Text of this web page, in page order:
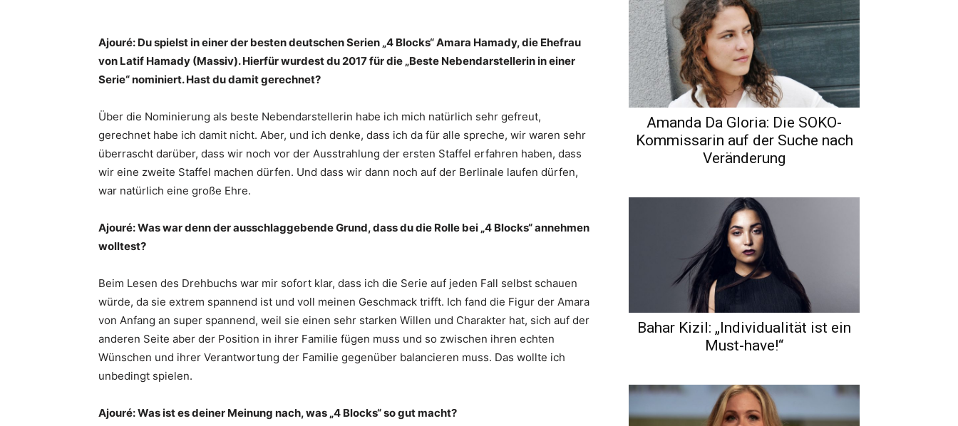
Ajouré: Du spielst in einer der besten deutschen Serien „4 Blocks“ Amara Hamady, die Ehefrau
von Latif Hamady (Massiv). Hierfür wurdest du 2017 für die „Beste Nebendarstellerin in einer
Serie“ nominiert. Hast du damit gerechnet?
Über die Nominierung als beste Nebendarstellerin habe ich mich natürlich sehr gefreut,
gerechnet habe ich damit nicht. Aber, und ich denke, dass ich da für alle spreche, wir waren sehr
überrascht darüber, dass wir noch vor der Ausstrahlung der ersten Staffel erfahren haben, dass
wir eine zweite Staffel machen dürfen. Und dass wir dann noch auf der Berlinale laufen dürfen,
war natürlich eine große Ehre.
Ajouré: Was war denn der ausschlaggebende Grund, dass du die Rolle bei „4 Blocks“ annehmen
wolltest?
Beim Lesen des Drehbuchs war mir sofort klar, dass ich die Serie auf jeden Fall selbst schauen
würde, da sie extrem spannend ist und voll meinen Geschmack trifft. Ich fand die Figur der Amara
von Anfang an super spannend, weil sie einen sehr starken Willen und Charakter hat, sich auf der
anderen Seite aber der Position in ihrer Familie fügen muss und so zwischen ihren echten
Wünschen und ihrer Verantwortung der Familie gegenüber balancieren muss. Das wollte ich
unbedingt spielen.
Ajouré: Was ist es deiner Meinung nach, was „4 Blocks“ so gut macht?
Amanda Da Gloria: Die SOKO-
Kommissarin auf der Suche nach
Veränderung
Bahar Kizil: „Individualität ist ein
Must-have!“